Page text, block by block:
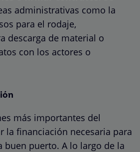
administrativas como la
para el rodaje,
descarga de material o
con los actores o
más importantes del
la financiación necesaria para
buen puerto. A lo largo de la